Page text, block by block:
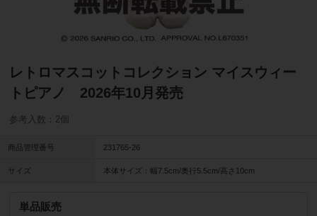
レトロマスコットコレクション マイスウィー
トピアノ 2026年10月発売
参考入数：2個
商品管理番号 231765-26
サイズ 本体サイズ：幅7.5cm/奥行5.5cm/高さ10cm
単品販売